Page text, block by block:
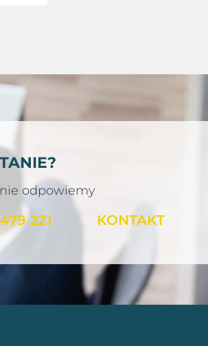
odpowiemy
221 KONTAKT